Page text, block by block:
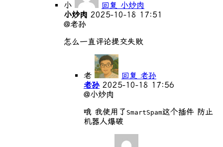
小
回复 小炒肉
小炒肉 2025-10-18 17:51
@老孙
怎么一直评论提交失败
老
回复 老孙
老孙 2025-10-18 17:56
@小炒肉
哦 我使用了 SmartSpam这个插件 防止
机器人爆破